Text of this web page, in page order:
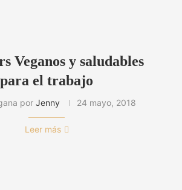
Veganos y saludables
para el trabajo
por Jenny 24 mayo, 2018
Leer más